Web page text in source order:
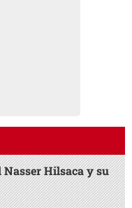
Hilsaca y su